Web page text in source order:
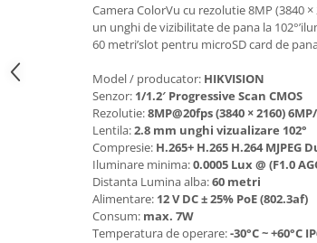
Camera ColorVu cu rezolutie 8MP (3840
un unghi de vizibilitate de pana la
60 metri’slot pentru microSD card de
Model / producator: HIKVISION
Senzor: 1/1.2′ Progressive Scan CMOS
Rezolutie:8MP@20fps (3840 × 2160)
Lentila:2.8 mm unghi vizualizare 102°
Compresie: H.265+ H.265 H.264 MJPEG
Iluminare minima:0.0005 Lux @ (F1.0
Distanta Lumina alba:60 metri
Alimentare: 12 V DC ± 25% PoE (802.3af)
Consum: max. 7W
Temperatura de operare:-30°C ~ +60°C